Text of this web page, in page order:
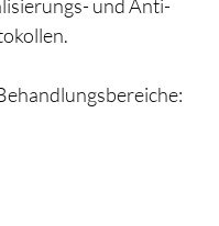
und Anti-